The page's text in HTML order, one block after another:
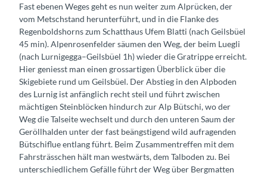
Fast ebenen Weges geht es nun weiter zum Alprücken, der
vom Metschstand herunterführt, und in die Flanke des
Regenboldshorns zum Schatthaus Ufem Blatti (nach Geilsbüel
45 min). Alpenrosenfelder säumen den Weg, der beim Luegli
(nach Lurnigegga–Geilsbüel 1h) wieder die Gratrippe erreicht.
Hier geniesst man einen grossartigen Überblick über die
Skigebiete rund um Geilsbüel. Der Abstieg in den Alpboden
des Lurnig ist anfänglich recht steil und führt zwischen
mächtigen Steinblöcken hindurch zur Alp Bütschi, wo der
Weg die Talseite wechselt und durch den unteren Saum der
Geröllhalden unter der fast beängstigend wild aufragenden
Bütschiflue entlang führt. Beim Zusammentreffen mit dem
Fahrsträsschen hält man westwärts, dem Talboden zu. Bei
unterschiedlichem Gefälle führt der Weg über Bergmatten